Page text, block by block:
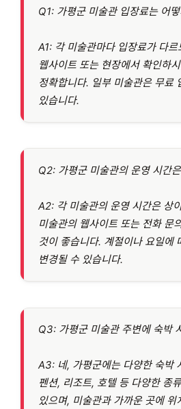
Q1: 가평군 미술관 입장료는 어
A1: 각 미술관마다 입장료가 다
웹사이트 또는 현장에서 확인하
정확합니다. 일부 미술관은 무료
있습니다.
Q2: 가평군 미술관의 운영 시간
A2: 각 미술관의 운영 시간은 상
미술관의 웹사이트 또는 전화 문
것이 좋습니다. 계절이나 요일에
변경될 수 있습니다.
Q3: 가평군 미술관 주변에 숙박
A3: 네, 가평군에는 다양한 숙박
펜션, 리조트, 호텔 등 다양한 종
있으며, 미술관과 가까운 곳에 위